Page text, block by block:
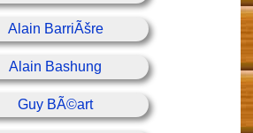
Alain BarriÃšre
Alain Bashung
Guy BÃ©art